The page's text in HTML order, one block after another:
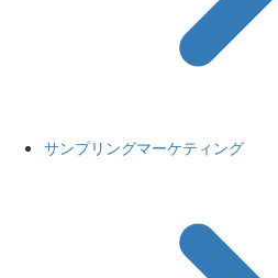
サンプリングマーケティング